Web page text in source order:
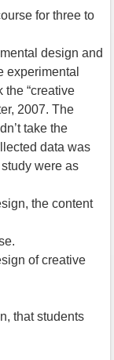
for three to
design and
experimental
the “creative
2007. The
take the
data was
were as
the content
of creative
that students